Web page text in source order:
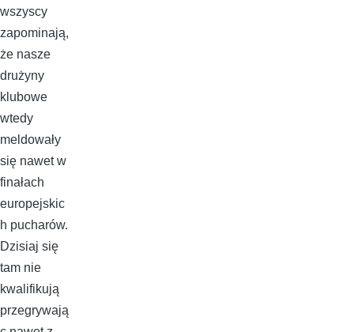
wszyscy
zapominają,
że nasze
drużyny
klubowe
wtedy
meldowały
się nawet w
finałach
europejskic
h pucharów.
Dzisiaj się
tam nie
kwalifikują
przegrywają